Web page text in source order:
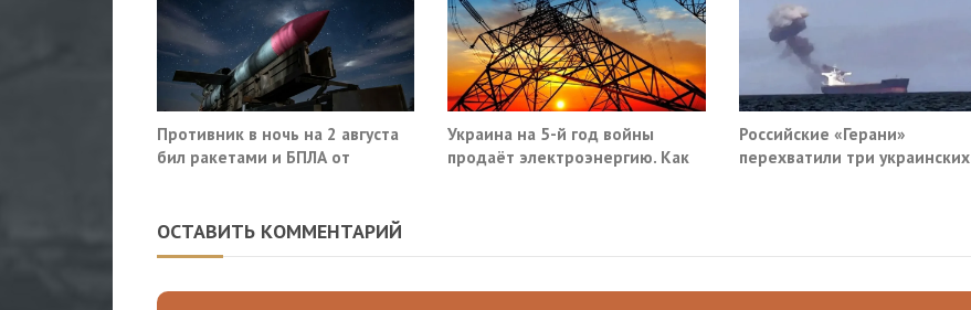
Противник в ночь на 2 августа
бил ракетами и БПЛА от
Украина на 5-й год войны
продаёт электроэнергию. Как
Российские «Герани»
перехватили три украинских
ОСТАВИТЬ КОММЕНТАРИЙ